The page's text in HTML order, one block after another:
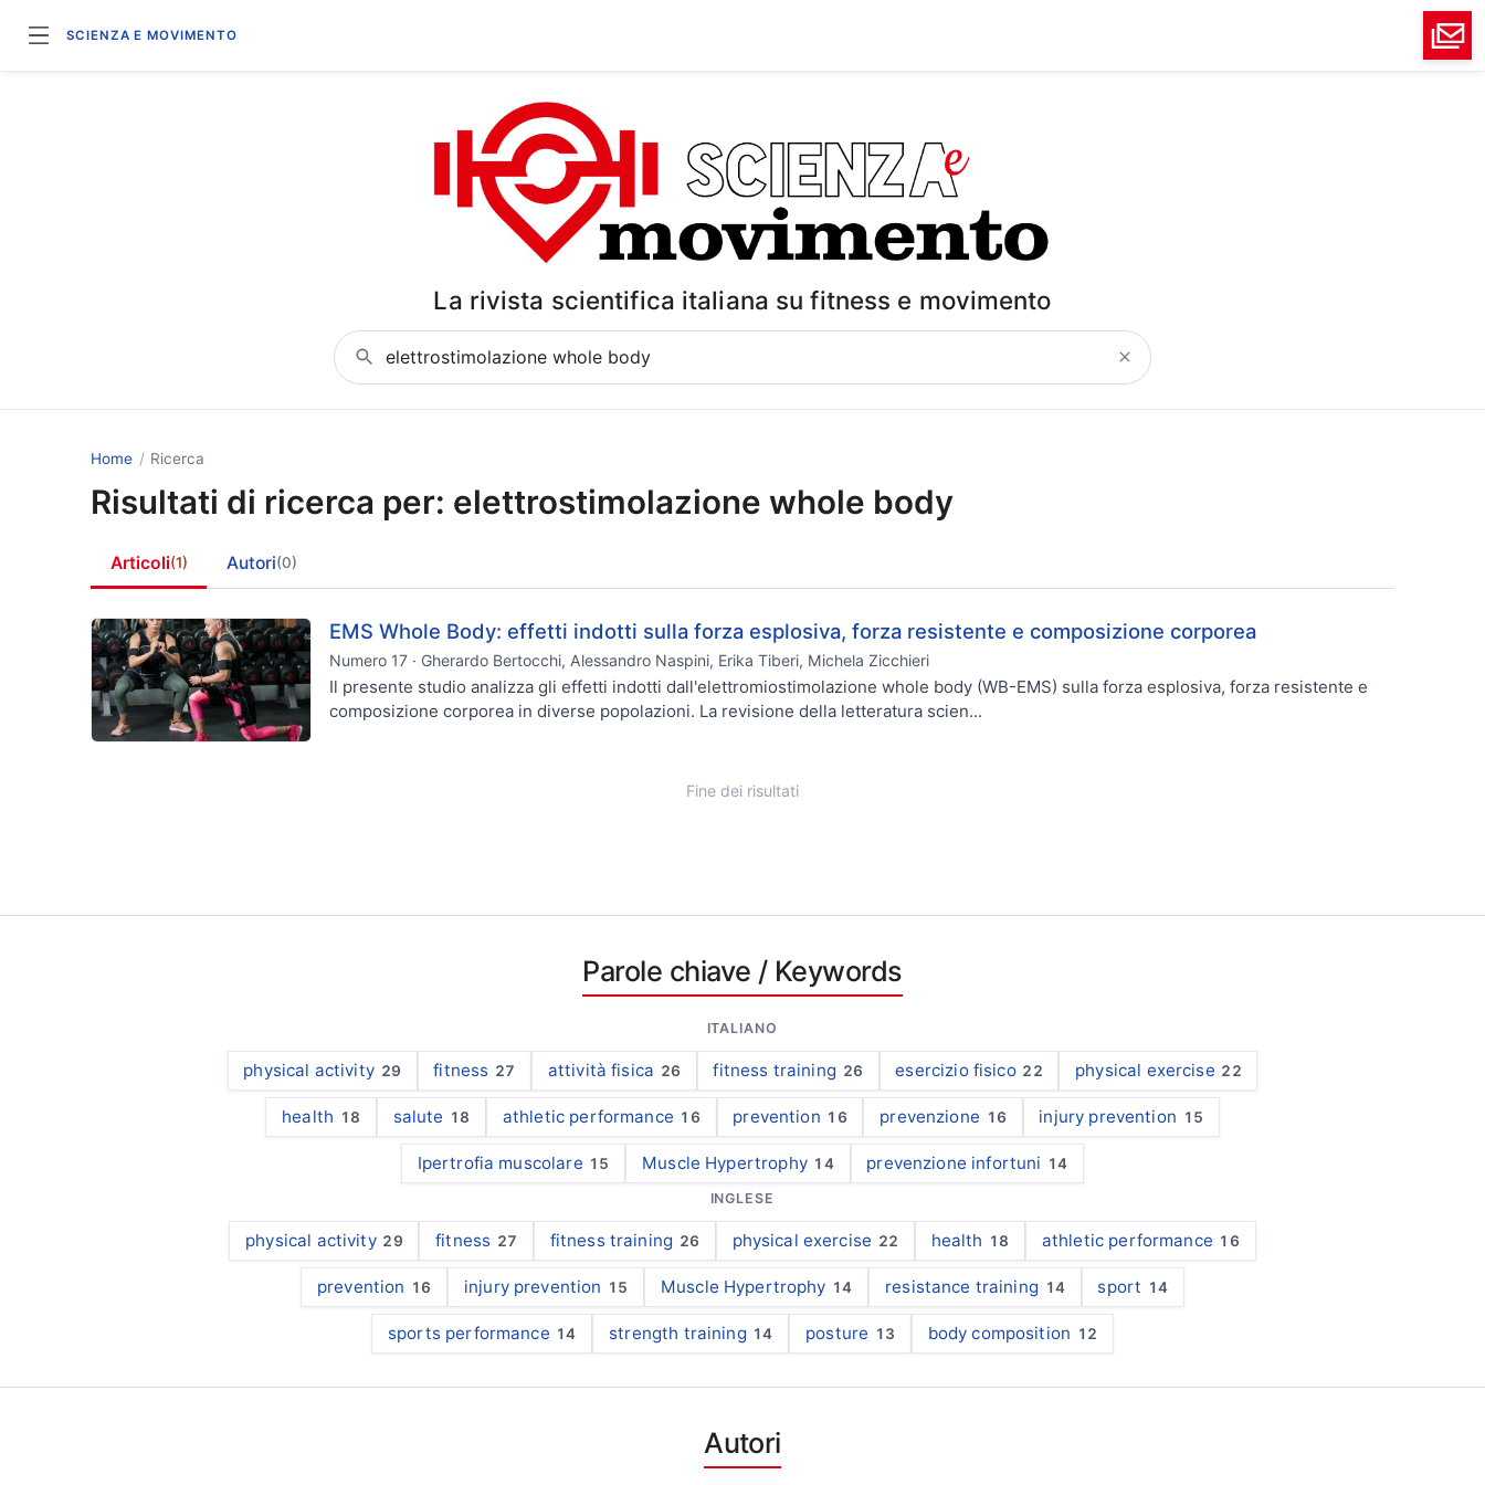
SCIENZA E MOVIMENTO
La rivista scientifica italiana su fitness e movimento
Cerca articoli o autori
Home Ricerca
Risultati di ricerca per: elettrostimolazione whole body
Articoli(1) Autori(0)
EMS Whole Body: effetti indotti sulla forza esplosiva, forza resistente e composizione corporea
Numero 17 · Gherardo Bertocchi, Alessandro Naspini, Erika Tiberi, Michela Zicchieri
Il presente studio analizza gli effetti indotti dall'elettromiostimolazione whole body (WB-EMS) sulla forza esplosiva, forza resistente e
composizione corporea in diverse popolazioni. La revisione della letteratura scien...
Fine dei risultati
Parole chiave / Keywords
ITALIANO
physical activity 29 fitness 27 attività fisica 26 fitness training 26 esercizio fisico 22 physical exercise 22
health 18 salute 18 athletic performance 16 prevention 16 prevenzione 16 injury prevention 15
Ipertrofia muscolare 15 Muscle Hypertrophy 14 prevenzione infortuni 14
INGLESE
physical activity 29 fitness 27 fitness training 26 physical exercise 22 health 18 athletic performance 16
prevention 16 injury prevention 15 Muscle Hypertrophy 14 resistance training 14 sport 14
sports performance 14 strength training 14 posture 13 body composition 12
Autori